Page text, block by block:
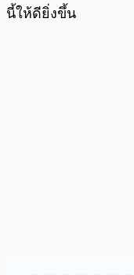
นี้ให้ดียิ่งขึ้น